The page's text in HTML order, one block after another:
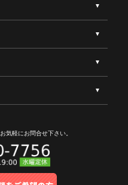
お気軽にお問合せ下さい。